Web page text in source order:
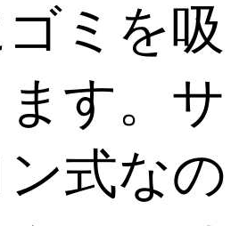
ミを吸
す。サ
式なの